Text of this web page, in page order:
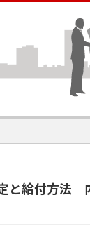
と給付方法